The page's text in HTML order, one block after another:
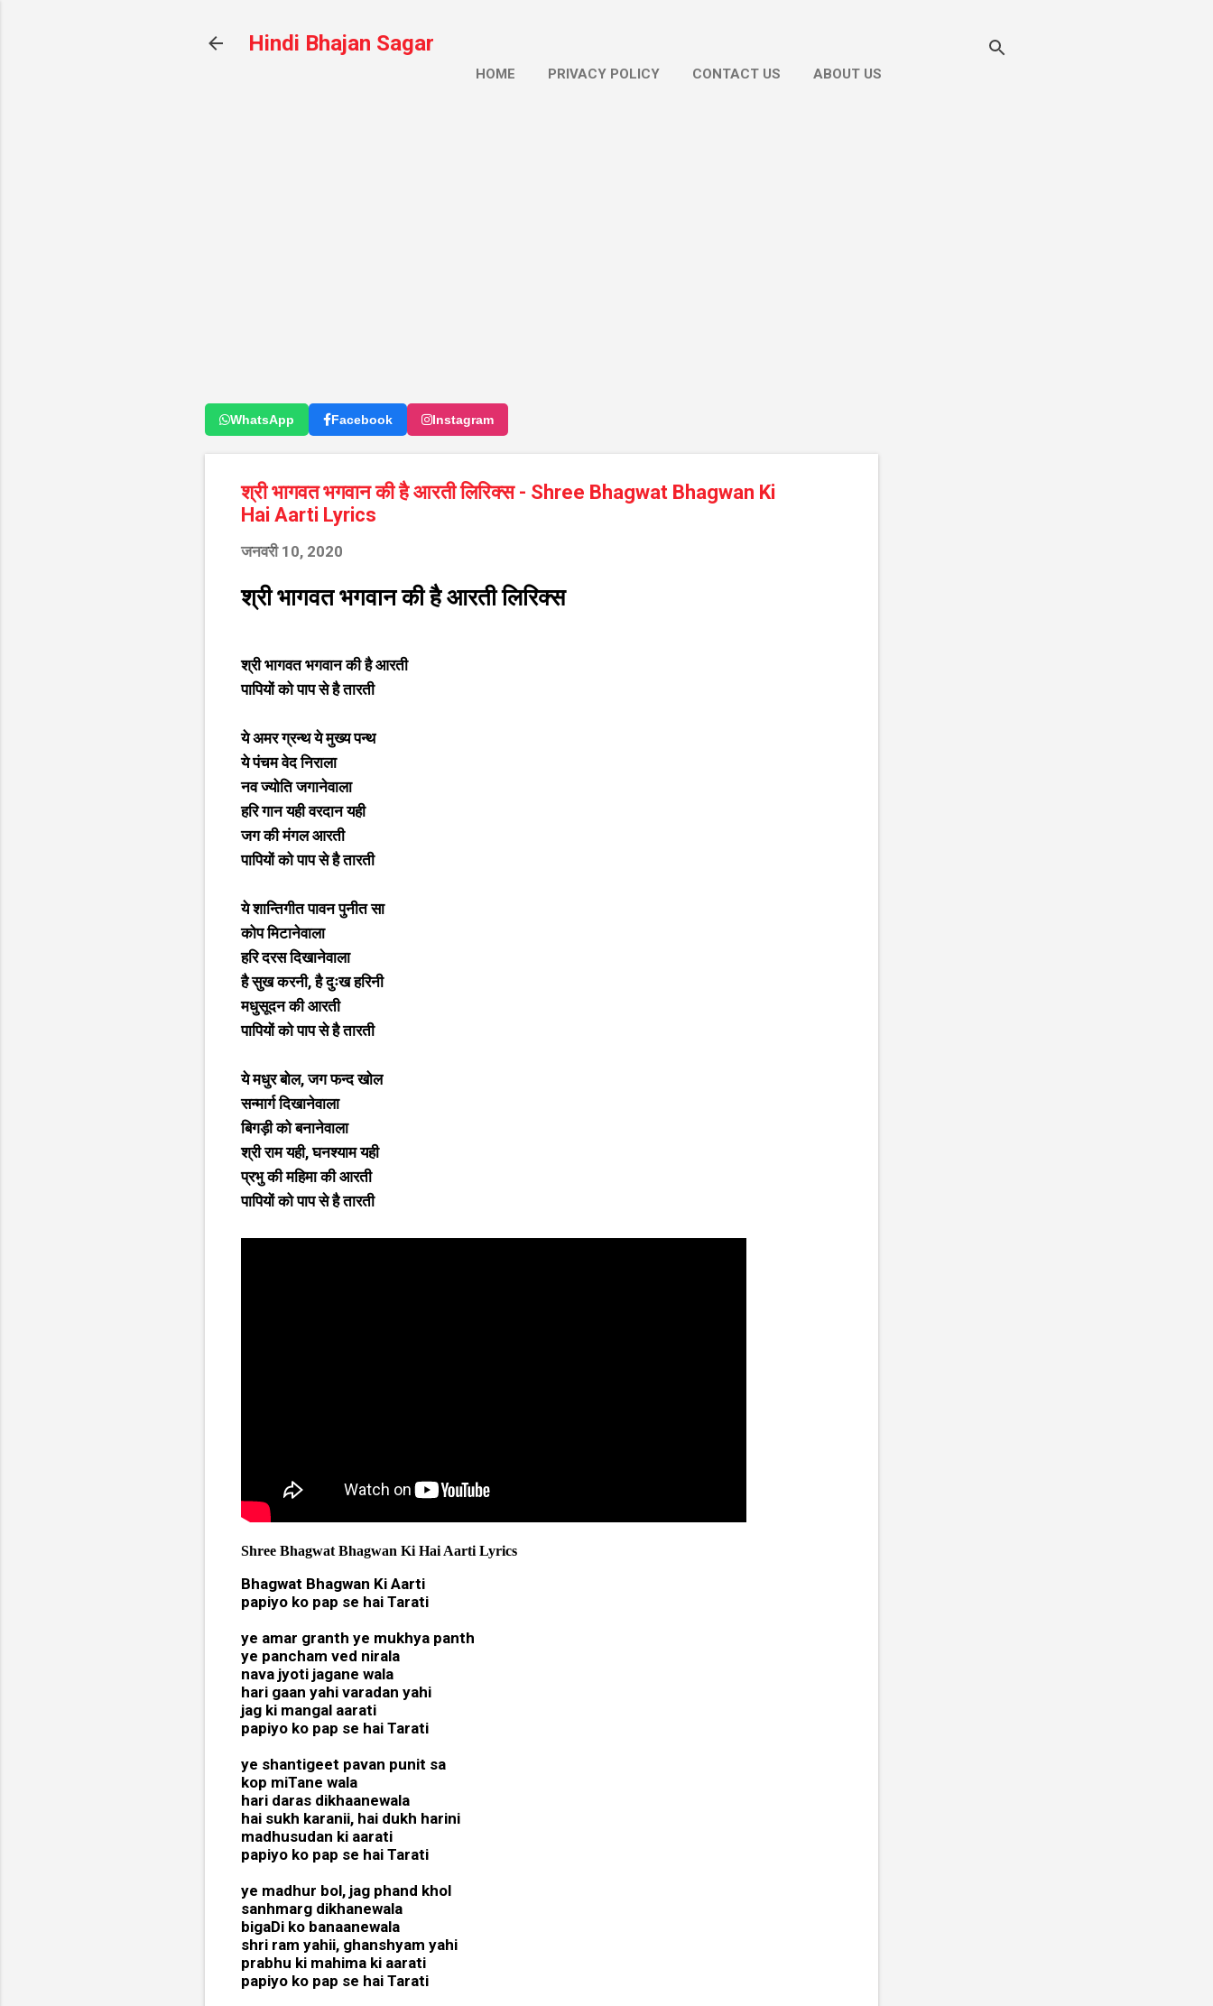
Hindi Bhajan Sagar
HOME PRIVACY POLICY CONTACT US ABOUT US
WhatsApp Facebook Instagram
श्री भागवत भगवान की है आरती लिरिक्स - Shree Bhagwat Bhagwan Ki
Hai Aarti Lyrics
जनवरी 10, 2020
श्री भागवत भगवान की है आरती लिरिक्स
श्री भागवत भगवान की है आरती
पापियों को पाप से है तारती
ये अमर ग्रन्थ ये मुख्य पन्थ
ये पंचम वेद निराला
नव ज्योति जगानेवाला
हरि गान यही वरदान यही
जग की मंगल आरती
पापियों को पाप से है तारती
ये शान्तिगीत पावन पुनीत सा
कोप मिटानेवाला
हरि दरस दिखानेवाला
है सुख करनी, है दुःख हरिनी
मधुसूदन की आरती
पापियों को पाप से है तारती
ये मधुर बोल, जग फन्द खोल
सन्मार्ग दिखानेवाला
बिगड़ी को बनानेवाला
श्री राम यही, घनश्याम यही
प्रभु की महिमा की आरती
पापियों को पाप से है तारती
Shree Bhagwat Bhagwan Ki Hai Aarti Lyrics
Bhagwat Bhagwan Ki Aarti
papiyo ko pap se hai Tarati
ye amar granth ye mukhya panth
ye pancham ved nirala
nava jyoti jagane wala
hari gaan yahi varadan yahi
jag ki mangal aarati
papiyo ko pap se hai Tarati
ye shantigeet pavan punit sa
kop miTane wala
hari daras dikhaanewala
hai sukh karanii, hai dukh harini
madhusudan ki aarati
papiyo ko pap se hai Tarati
ye madhur bol, jag phand khol
sanhmarg dikhanewala
bigaDi ko banaanewala
shri ram yahii, ghanshyam yahi
prabhu ki mahima ki aarati
papiyo ko pap se hai Tarati